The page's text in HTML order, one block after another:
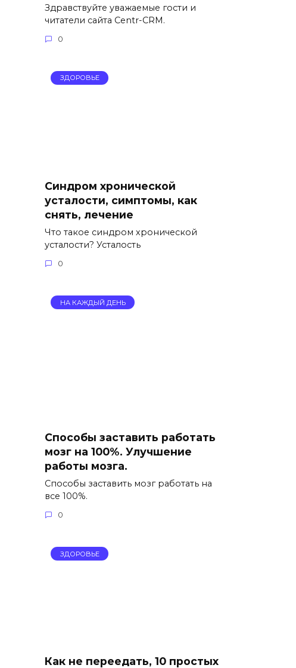
Здравствуйте уважаемые гости и
читатели сайта Centr-CRM.
0
ЗДОРОВЬЕ
Синдром хронической
усталости, симптомы, как
снять, лечение
Что такое синдром хронической
усталости? Усталость
0
НА КАЖДЫЙ ДЕНЬ
Способы заставить работать
мозг на 100%. Улучшение
работы мозга.
Способы заставить мозг работать на
все 100%.
0
ЗДОРОВЬЕ
Как не переедать, 10 простых